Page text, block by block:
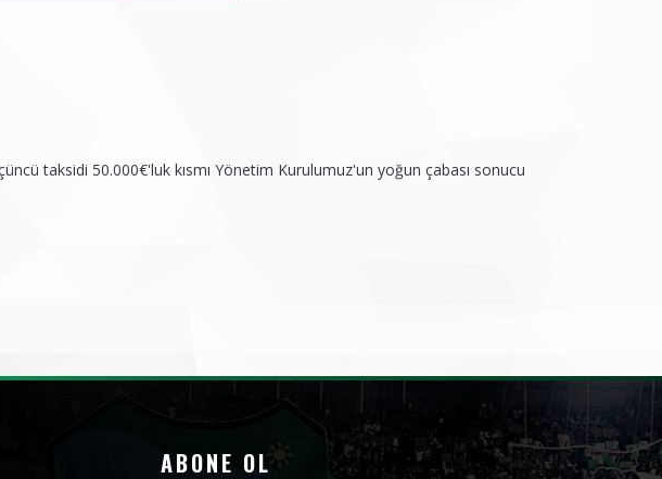
taksidi 50.000€'luk kısmı Yönetim Kurulumuz'un yoğun çabası sonucu
ABONE OL